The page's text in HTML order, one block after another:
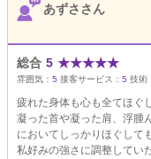
あずささん
総合 5 ★★★★★
雰囲気： 5 接客サービス： 5 技術
疲れた身体も心も全てほぐ
凝った首や凝った肩、浮腫
においてしっかりほぐして
私好みの強さに調整してい